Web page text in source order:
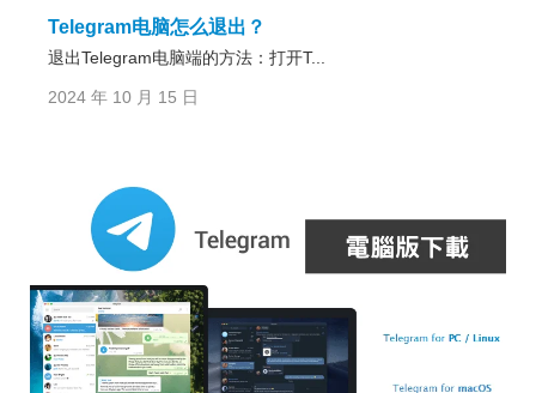
Telegram电脑怎么退出？
退出Telegram电脑端的方法：打开T...
2024 年 10 月 15 日